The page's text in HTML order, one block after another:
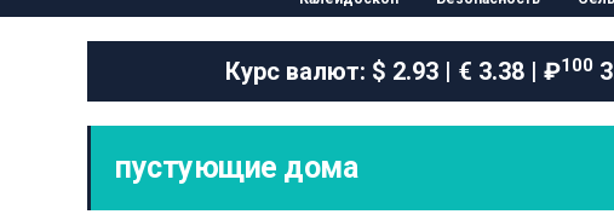
Курс валют: $ 2.93 | € 3.38 | ₽100
пустующие дома